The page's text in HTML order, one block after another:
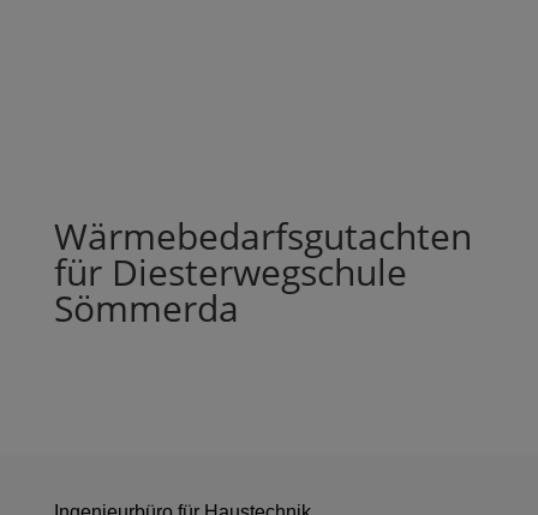
Wärmebedarfsgutachten
für Diesterwegschule
Sömmerda